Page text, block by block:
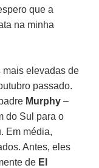
que a
na minha
mais elevadas de
passado.
Murphy –
do Sul para o
Em média,
Antes, eles
de El